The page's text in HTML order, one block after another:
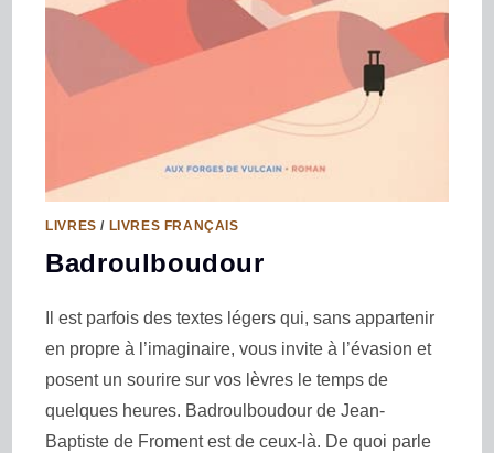
LIVRES / LIVRES FRANÇAIS
Badroulboudour
Il est parfois des textes légers qui, sans appartenir
en propre à l’imaginaire, vous invite à l’évasion et
posent un sourire sur vos lèvres le temps de
quelques heures. Badroulboudour de Jean-
Baptiste de Froment est de ceux-là. De quoi parle